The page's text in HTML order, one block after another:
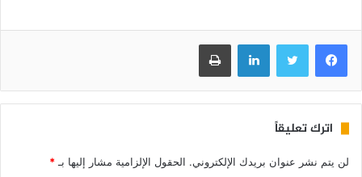
فيسبوك تويتر لينكدإن طباعة
اترك تعليقاً
لن يتم نشر عنوان بريدك الإلكتروني. الحقول الإلزامية مشار إليها بـ *